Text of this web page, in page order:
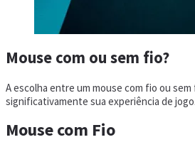
Mouse com ou sem fio?
A escolha entre um mouse com fio ou
significativamente sua experiência de jogo.
Mouse com Fio